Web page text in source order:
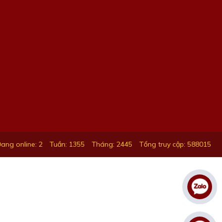
online: 2 Tuần: 1355 Tháng: 2445 Tổng truy cập: 588015